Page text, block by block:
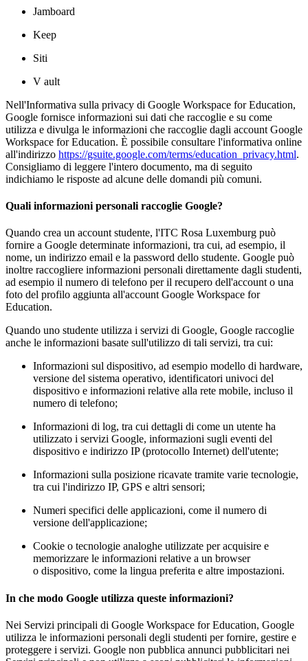
Jamboard
Keep
Siti
V ault
Nell'Informativa sulla privacy di Google Workspace for Education,
Google fornisce informazioni sui dati che raccoglie e su come
utilizza e divulga le informazioni che raccoglie dagli account Google
Workspace for Education. È possibile consultare l'informativa online
all'indirizzo https://gsuite.google.com/terms/education_privacy.html.
Consigliamo di leggere l'intero documento, ma di seguito
indichiamo le risposte ad alcune delle domandi più comuni.
Quali informazioni personali raccoglie Google?
Quando crea un account studente, l'ITC Rosa Luxemburg può
fornire a Google determinate informazioni, tra cui, ad esempio, il
nome, un indirizzo email e la password dello studente. Google può
inoltre raccogliere informazioni personali direttamente dagli studenti,
ad esempio il numero di telefono per il recupero dell'account o una
foto del profilo aggiunta all'account Google Workspace for
Education.
Quando uno studente utilizza i servizi di Google, Google raccoglie
anche le informazioni basate sull'utilizzo di tali servizi, tra cui:
Informazioni sul dispositivo, ad esempio modello di hardware,
versione del sistema operativo, identificatori univoci del
dispositivo e informazioni relative alla rete mobile, incluso il
numero di telefono;
Informazioni di log, tra cui dettagli di come un utente ha
utilizzato i servizi Google, informazioni sugli eventi del
dispositivo e indirizzo IP (protocollo Internet) dell'utente;
Informazioni sulla posizione ricavate tramite varie tecnologie,
tra cui l'indirizzo IP, GPS e altri sensori;
Numeri specifici delle applicazioni, come il numero di
versione dell'applicazione;
Cookie o tecnologie analoghe utilizzate per acquisire e
memorizzare le informazioni relative a un browser
o dispositivo, come la lingua preferita e altre impostazioni.
In che modo Google utilizza queste informazioni?
Nei Servizi principali di Google Workspace for Education, Google
utilizza le informazioni personali degli studenti per fornire, gestire e
proteggere i servizi. Google non pubblica annunci pubblicitari nei